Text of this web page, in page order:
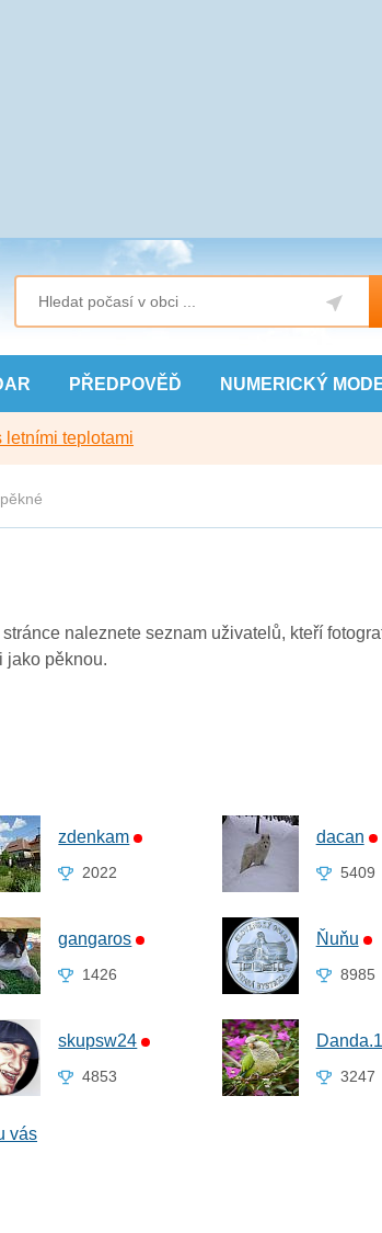
PŘEDPOVĚĎ NUMERICKÝ
letními teplotami
stránce naleznete seznam uživatelů, kteří
jako pěknou.
zdenkam
2022
dacan
5409
gangaros
1426
Ňuňu
8985
skupsw24
4853 3247
vás